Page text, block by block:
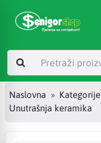
Naslovna Kategorije
Unutrašnja keramika